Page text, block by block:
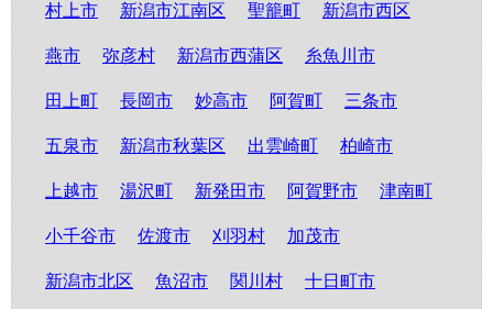
村上市 新潟市江南区 聖籠町 新潟市西区
燕市 弥彦村 新潟市西蒲区 糸魚川市
田上町 長岡市 妙高市 阿賀町 三条市
五泉市 新潟市秋葉区 出雲崎町 柏崎市
上越市 湯沢町 新発田市 阿賀野市 津南町
小千谷市 佐渡市 刈羽村 加茂市
新潟市北区 魚沼市 関川村 十日町市